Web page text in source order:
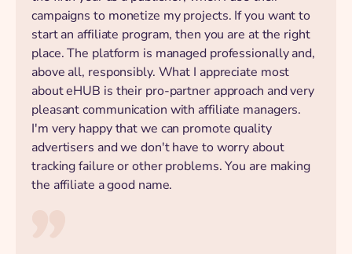
campaigns to monetize my projects. If you want to
start an affiliate program, then you are at the right
place. The platform is managed professionally and,
above all, responsibly. What I appreciate most
about eHUB is their pro-partner approach and very
pleasant communication with affiliate managers.
I'm very happy that we can promote quality
advertisers and we don't have to worry about
tracking failure or other problems. You are making
the affiliate a good name.